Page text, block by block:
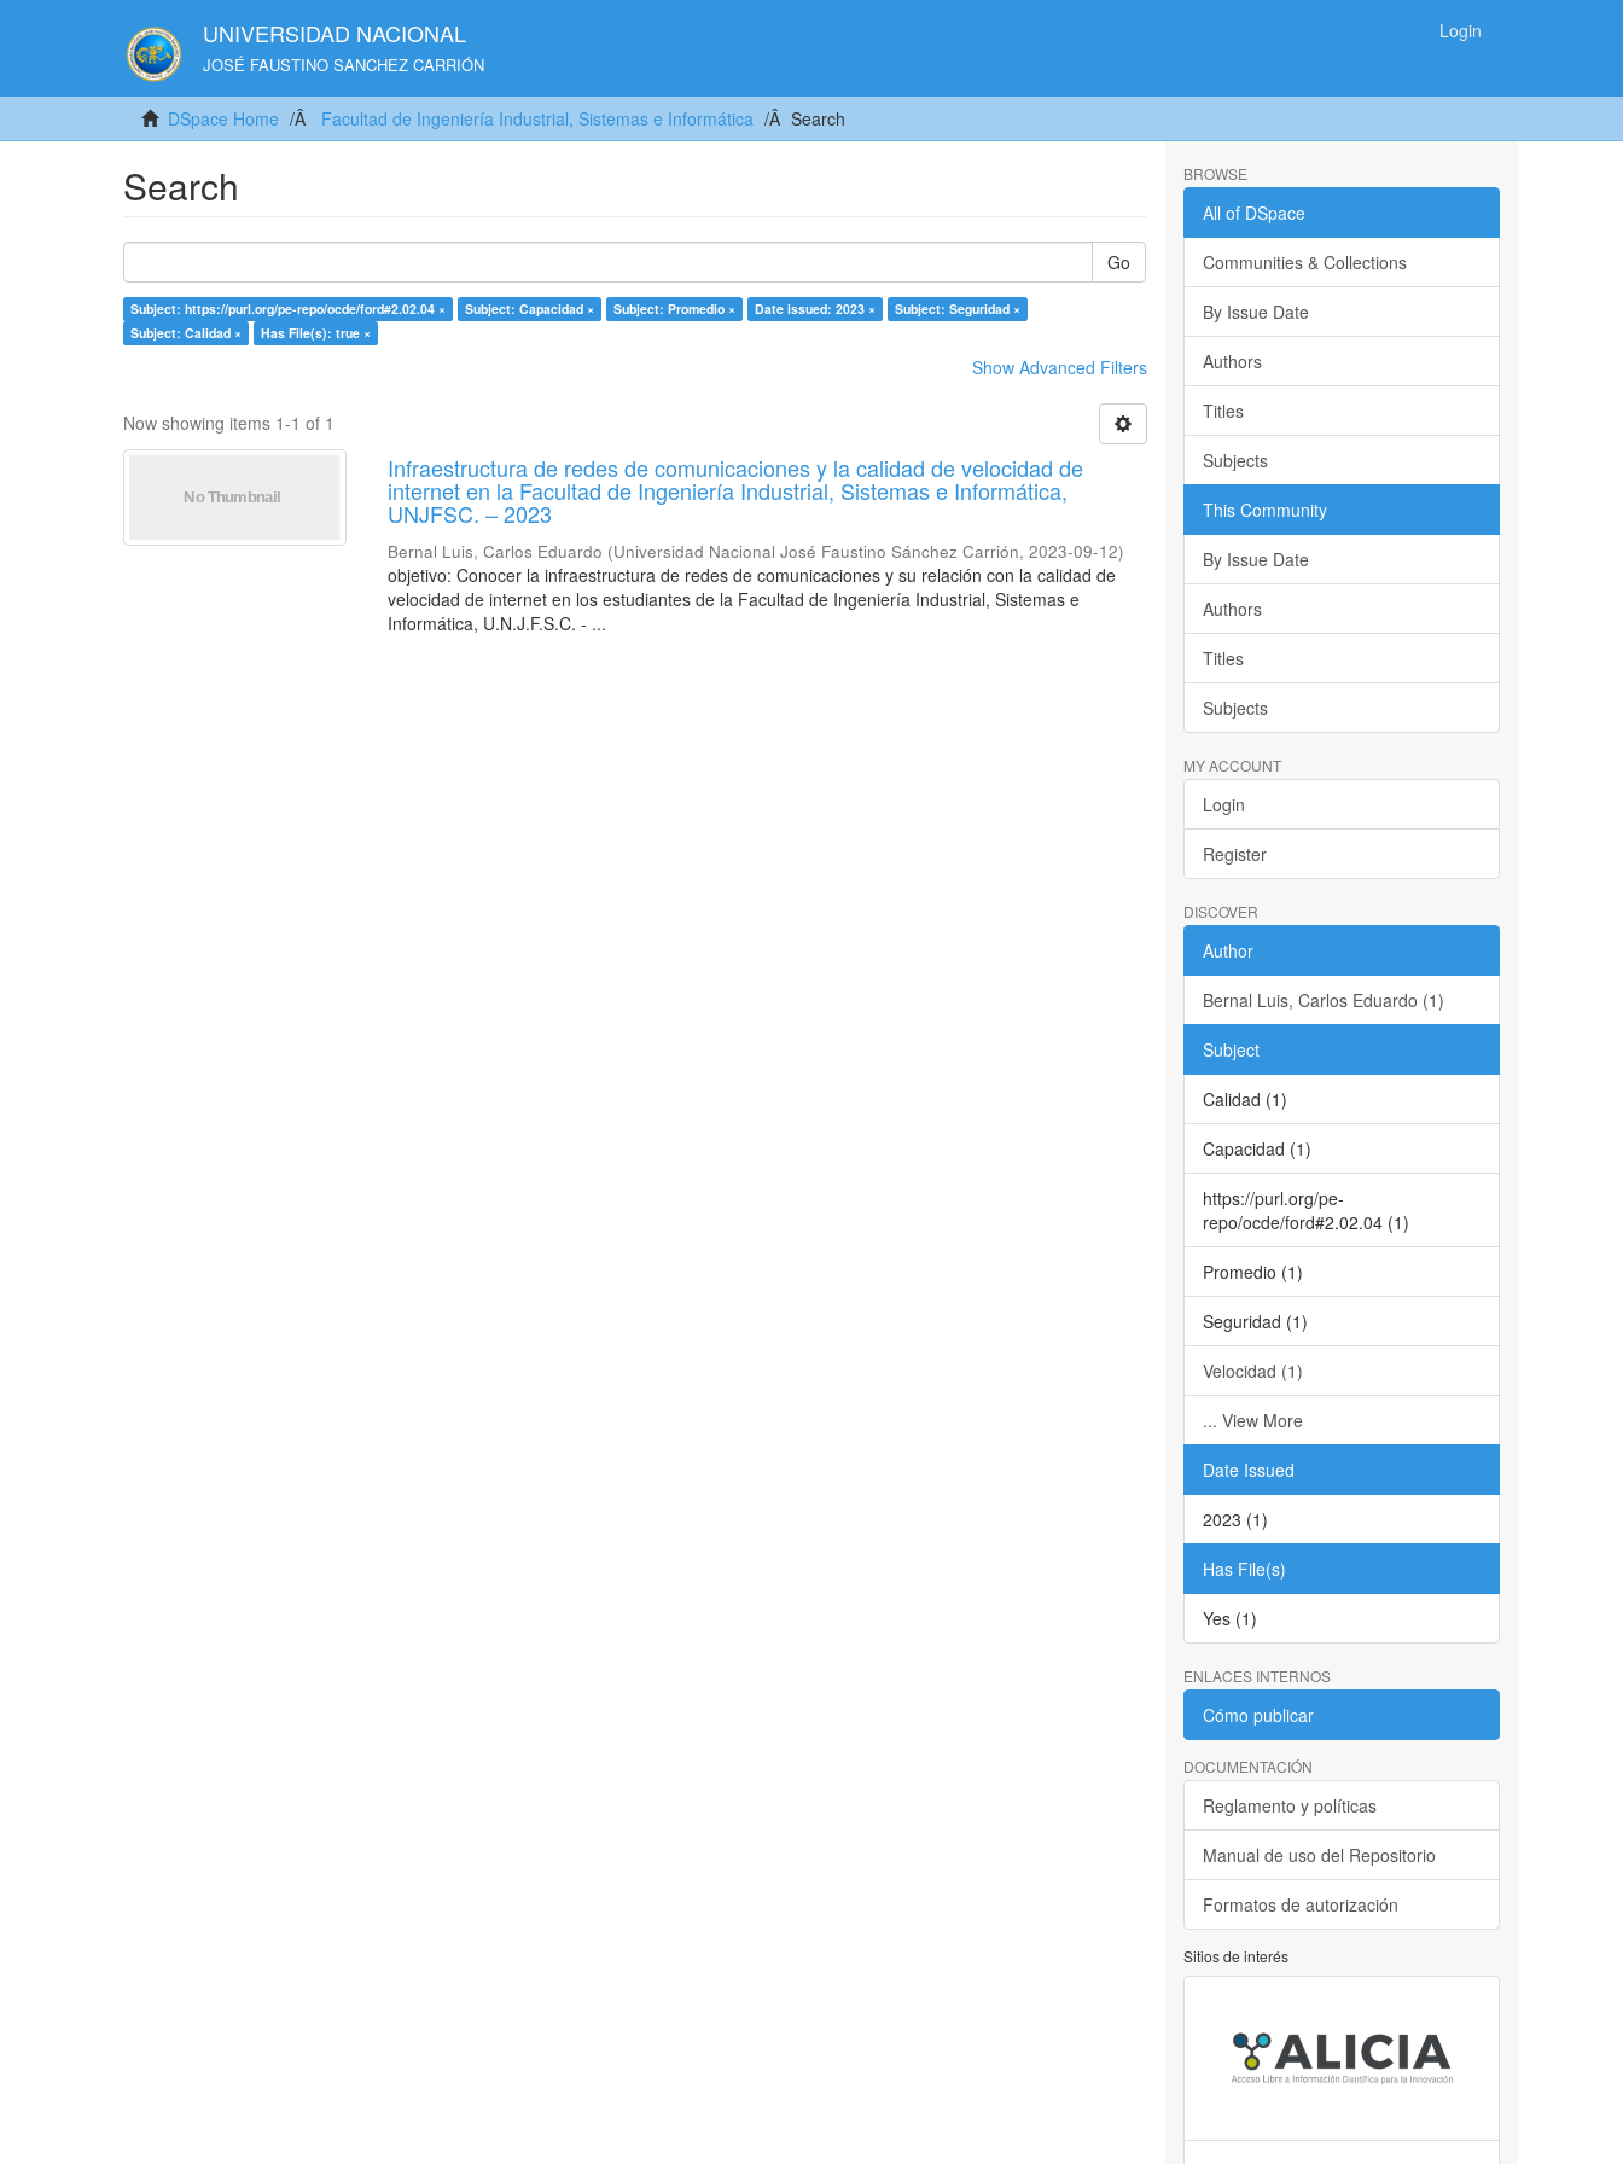
UNIVERSIDAD NACIONAL
JOSÉ FAUSTINO SANCHEZ CARRIÓN
Login
DSpace Home Facultad de Ingeniería Industrial, Sistemas e Informática Search
Search
Go
Subject: https://purl.org/pe-repo/ocde/ford#2.02.04 × Subject: Capacidad × Subject: Promedio × Date issued: 2023 ×
Subject: Seguridad ×
Subject: Calidad ×
Has File(s): true ×
Show Advanced Filters
Now showing items 1-1 of 1
Infraestructura de redes de comunicaciones y la calidad de velocidad de
internet en la Facultad de Ingeniería Industrial, Sistemas e Informática,
UNJFSC. – 2023
Bernal Luis, Carlos Eduardo (Universidad Nacional José Faustino Sánchez Carrión,2023-09-12)
objetivo: Conocer la infraestructura de redes de comunicaciones y su relación con la calidad de
velocidad de internet en los estudiantes de la Facultad de Ingeniería Industrial, Sistemas e
Informática, U.N.J.F.S.C. - ...
BROWSE
All of DSpace
Communities & Collections
By Issue Date
Authors
Titles
Subjects
This Community
By Issue Date
Authors
Titles
Subjects
MY ACCOUNT
Login
Register
DISCOVER
Author
Bernal Luis, Carlos Eduardo (1)
Subject
Calidad (1)
Capacidad (1)
https://purl.org/pe-
repo/ocde/ford#2.02.04 (1)
Promedio (1)
Seguridad (1)
Velocidad (1)
... View More
Date Issued
2023 (1)
Has File(s)
Yes (1)
ENLACES INTERNOS
Cómo publicar
DOCUMENTACIÓN
Reglamento y políticas
Manual de uso del Repositorio
Formatos de autorización
Sitios de interés